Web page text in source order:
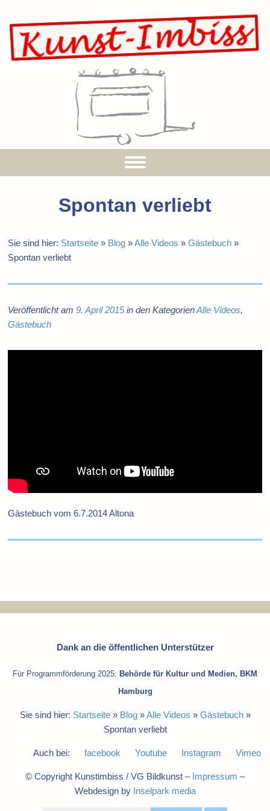
Spontan verliebt
Sie sind hier: Startseite » Blog »Alle Videos »Gästebuch »
Spontan verliebt
Veröffentlicht am9. April 2015in den KategorienAlle Videos,
Gästebuch
Gästebuch vom 6.7.2014 Altona
Dank an die öffentlichen Unterstützer
Für Programmförderung 2025: Behörde für Kultur und Medien, BKM
Hamburg
Sie sind hier: Startseite» Blog»Alle Videos » Gästebuch»
Spontan verliebt
Auch bei: facebook Youtube Instagram Vimeo
© Copyright Kunstimbiss / VG Bildkunst – Impressum –
Webdesign by Inselpark media